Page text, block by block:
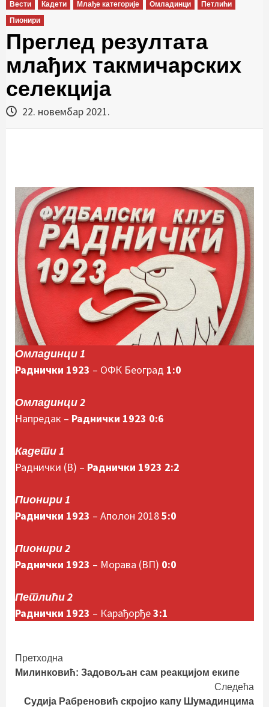
Вести Кадети Млађе категорије Омладинци
Петлићи
Пионири
Преглед резултата
млађих такмичарских
селекција
22. новембар 2021.
Омладинци 1
Раднички 1923 – ОФК Београд 1:0
Омладинци 2
Напредак – Раднички 1923 0:6
Кадети 1
Раднички (В) – Раднички 1923 2:2
Пионири 1
Раднички 1923 – Аполон 20185:0
Пионири 2
Раднички 1923 – Морава (ВП) 0:0
Петлићи 2
Раднички 1923 – Карађорђе3:1
Continue
Reading
Претходна
Милинковић: Задовољан сам реакцијом екипе
Следећа
Судија Рабреновић скројио капу Шумадинцима